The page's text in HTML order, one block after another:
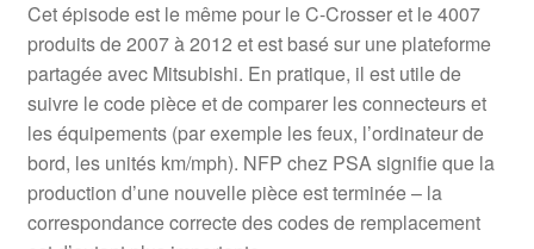
Cet épisode est le même pour le C-Crosser et le 4007
produits de 2007 à 2012 et est basé sur une plateforme
partagée avec Mitsubishi. En pratique, il est utile de
suivre le code pièce et de comparer les connecteurs et
les équipements (par exemple les feux, l’ordinateur de
bord, les unités km/mph). NFP chez PSA signifie que la
production d’une nouvelle pièce est terminée – la
correspondance correcte des codes de remplacement